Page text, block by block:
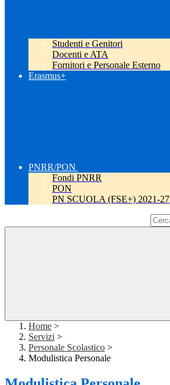
Studenti e Genitori
Docenti e ATA
Fornitori e Personale Esterno
Erasmus+
PNRR/PON
Fondi PNRR
PON
PN SCUOLA (FSE+) 2021-27
Home >
Servizi >
Personale Scolastico >
Modulistica Personale